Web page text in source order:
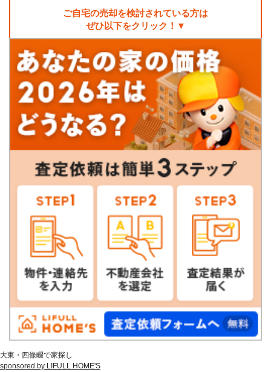
ご自宅の売却を検討されている方は
ぜひ以下をクリック！▼
大東・四條畷で家探し
sponsored by LIFULL HOME'S